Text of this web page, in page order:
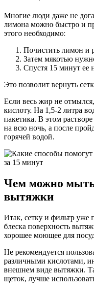
Многие люди даже не
лимона можно быстро и
этого необходимо:
Почистить лимон и
Затем мякотью
Спустя 15 минут ее
Это позволит вернуть
Если весь жир не
кислоту. На 1,5-2 литра
пакетика. В этом
на всю ночь, а после
горячей водой.
Чем можно мыть
вытяжки
Итак, сетку и фильтр уже
блеска поверхность
хорошее моющее для
Не рекомендуется
различными кислотами,
внешнем виде вытяжки.
щеток, лучше